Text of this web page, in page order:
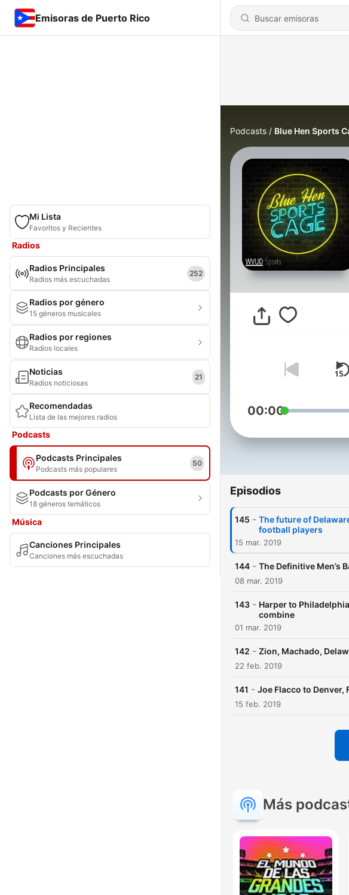
Emisoras de Puerto Rico
Mi Lista
Favoritos y Recientes
Radios
Radios Principales
Radios más escuchadas
252
Radios por género
15 géneros musicales
Radios por regiones
Radios locales
Noticias
Radios noticiosas
21
Recomendadas
Lista de las mejores radios
Podcasts
Podcasts Principales
Podcasts más populares
50
Podcasts por Género
18 géneros temáticos
Música
Canciones Principales
Canciones más escuchadas
Podcasts Blue Hen Sports
00:00
Episodios
145 - The future of
football players
15 mar. 2019
144 - The Definitive Men’s
08 mar. 2019
143 - Harper to
combine
01 mar. 2019
142 - Zion, Machado,
22 feb. 2019
141 - Joe Flacco to Denver,
15 feb. 2019
Más